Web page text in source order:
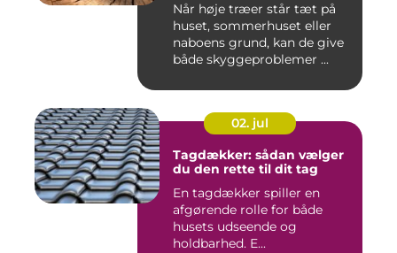
Når høje træer står tæt på
huset, sommerhuset eller
naboens grund, kan de give
både skyggeproblemer ...
02. jul
Tagdækker: sådan vælger
du den rette til dit tag
En tagdækker spiller en
afgørende rolle for både
husets udseende og
holdbarhed. E...